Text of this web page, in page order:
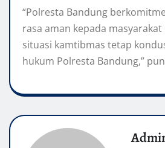
“Polresta Bandung
rasa aman kepada
situasi kamtibmas tetap
hukum Polresta Bandung,”